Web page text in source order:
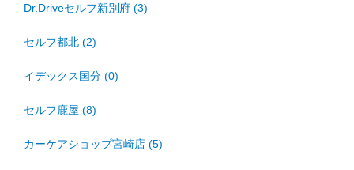
Dr.Driveセルフ新別府 (3)
セルフ都北 (2)
イデックス国分 (0)
セルフ鹿屋 (8)
カーケアショップ宮崎店 (5)